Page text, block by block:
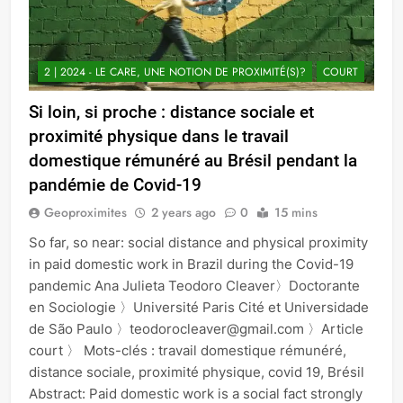
2 | 2024 - LE CARE, UNE NOTION DE PROXIMITÉ(S)? COURT
Si loin, si proche : distance sociale et
proximité physique dans le travail
domestique rémunéré au Brésil pendant la
pandémie de Covid-19
Geoproximites 2 years ago 0 15 mins
So far, so near: social distance and physical proximity
in paid domestic work in Brazil during the Covid-19
pandemic Ana Julieta Teodoro Cleaver〉Doctorante
en Sociologie 〉Université Paris Cité et Universidade
de São Paulo 〉teodorocleaver@gmail.com 〉Article
court 〉 Mots-clés : travail domestique rémunéré,
distance sociale, proximité physique, covid 19, Brésil
Abstract: Paid domestic work is a social fact strongly